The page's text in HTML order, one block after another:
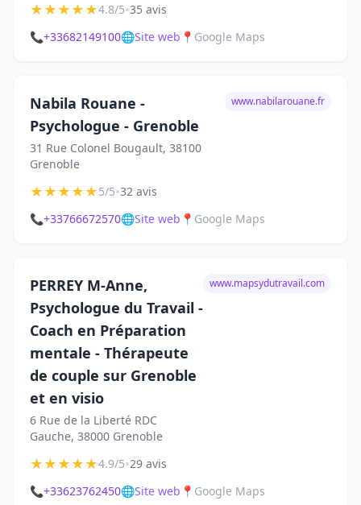
★★★★★4.8/5•35 avis
📞+33682149100🌐Site web 📍 Google Maps
Nabila Rouane -
Psychologue - Grenoble
31 Rue Colonel Bougault, 38100
Grenoble
www.nabilarouane.fr
★★★★★5/5•32 avis
📞+33766672570🌐Site web 📍 Google Maps
PERREY M-Anne,
Psychologue du Travail -
Coach en Préparation
mentale - Thérapeute
de couple sur Grenoble
et en visio
6 Rue de la Liberté RDC
Gauche, 38000 Grenoble
www.mapsydutravail.com
★★★★★4.9/5•29 avis
📞+33623762450🌐Site web 📍 Google Maps